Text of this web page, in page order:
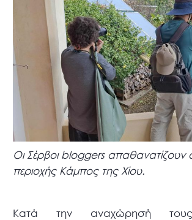
Οι Σέρβοι bloggers απαθανατίζουν
περιοχής Κάμπος της Χίου.
Κατά την αναχώρησή